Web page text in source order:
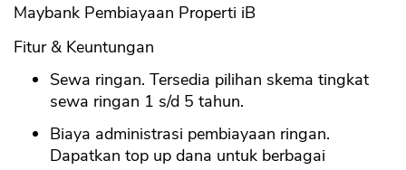
Maybank Pembiayaan Properti iB
Fitur & Keuntungan
Sewa ringan. Tersedia pilihan skema tingkat
sewa ringan 1 s/d 5 tahun.
Biaya administrasi pembiayaan ringan.
Dapatkan top up dana untuk berbagai